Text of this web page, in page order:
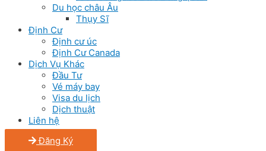
Du học châu Âu
Thụy Sĩ
Định Cư
Định cư úc
Định Cư Canada
Dịch Vụ Khác
Đầu Tư
Vé máy bay
Visa du lịch
Dịch thuật
Liên hệ
Đăng Ký